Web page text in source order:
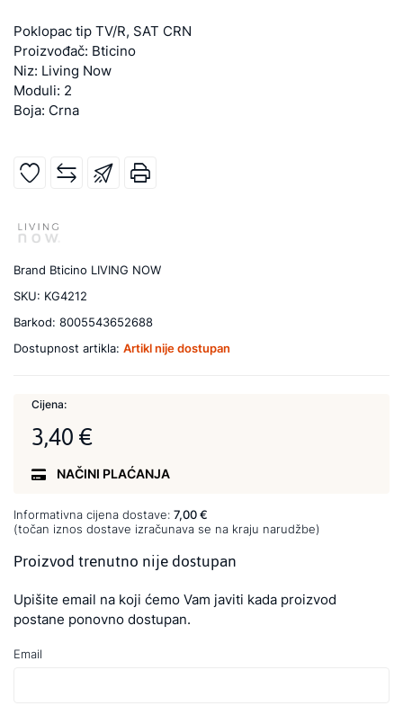
Poklopac tip TV/R, SAT CRN
Proizvođač: Bticino
Niz: Living Now
Moduli: 2
Boja: Crna
Brand Bticino LIVING NOW
SKU: KG4212
Barkod: 8005543652688
Dostupnost artikla: Artikl nije dostupan
Cijena:
3,40 €
NAČINI PLAĆANJA
Informativna cijena dostave: 7,00 €
(točan iznos dostave izračunava se na kraju narudžbe)
Proizvod trenutno nije dostupan
Upišite email na koji ćemo Vam javiti kada proizvod
postane ponovno dostupan.
Email